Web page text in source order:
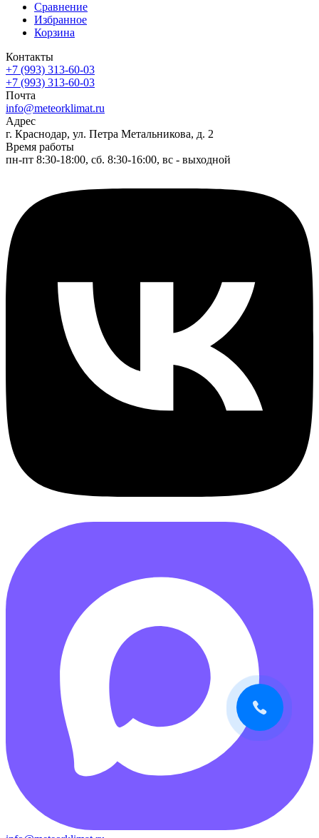
Сравнение
Избранное
Корзина
Контакты
+7 (993) 313-60-03
+7 (993) 313-60-03
Почта
info@meteorklimat.ru
Адрес
г. Краснодар, ул. Петра Метальникова, д. 2
Время работы
пн-пт 8:30-18:00, сб. 8:30-16:00, вс - выходной